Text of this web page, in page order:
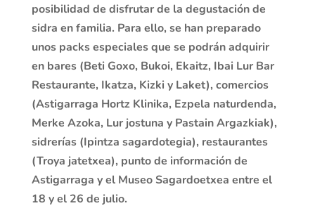
posibilidad de disfrutar de la degustación de
sidra en familia. Para ello, se han preparado
unos packs especiales que se podrán adquirir
en bares (Beti Goxo, Bukoi, Ekaitz, Ibai Lur Bar
Restaurante, Ikatza, Kizki y Laket), comercios
(Astigarraga Hortz Klinika, Ezpela naturdenda,
Merke Azoka, Lur jostuna y Pastain Argazkiak),
sidrerías (Ipintza sagardotegia), restaurantes
(Troya jatetxea), punto de información de
Astigarraga y el Museo Sagardoetxea entre el
18 y el 26 de julio.